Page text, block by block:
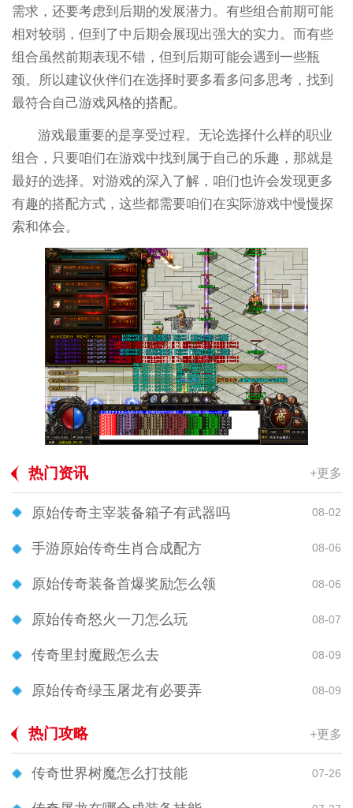
需求，还要考虑到后期的发展潜力。有些组合前期可能
相对较弱，但到了中后期会展现出强大的实力。而有些
组合虽然前期表现不错，但到后期可能会遇到一些瓶
颈。所以建议伙伴们在选择时要多看多问多思考，找到
最符合自己游戏风格的搭配。
游戏最重要的是享受过程。无论选择什么样的职业
组合，只要咱们在游戏中找到属于自己的乐趣，那就是
最好的选择。对游戏的深入了解，咱们也许会发现更多
有趣的搭配方式，这些都需要咱们在实际游戏中慢慢探
索和体会。
热门资讯 +更多
原始传奇主宰装备箱子有武器吗 08-02
手游原始传奇生肖合成配方 08-06
原始传奇装备首爆奖励怎么领 08-06
原始传奇怒火一刀怎么玩 08-07
传奇里封魔殿怎么去 08-09
原始传奇绿玉屠龙有必要弄 08-09
热门攻略 +更多
传奇世界树魔怎么打技能 07-26